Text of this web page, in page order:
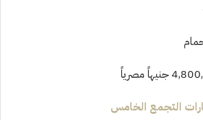
التجمع الخامس